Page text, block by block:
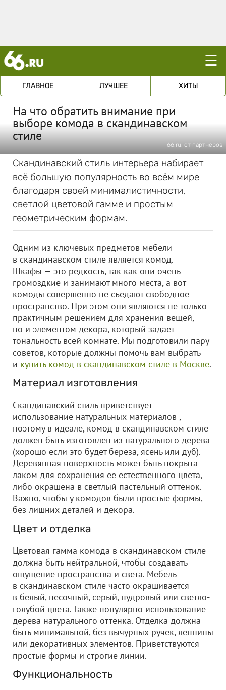
☰
ГЛАВНОЕ ЛУЧШЕЕ ХИТЫ
На что обратить внимание при
выборе комода в скандинавском
стиле
66.ru, от партнеров
Скандинавский стиль интерьера набирает
всё большую популярность во всём мире
благодаря своей минималистичности,
светлой цветовой гамме и простым
геометрическим формам.
Одним из ключевых предметов мебели
в скандинавском стиле является комод.
Шкафы — это редкость, так как они очень
громоздкие и занимают много места, а вот
комоды совершенно не съедают свободное
пространство. При этом они являются не только
практичным решением для хранения вещей,
но и элементом декора, который задает
тональность всей комнате. Мы подготовили пару
советов, которые должны помочь вам выбрать
и купить комод в скандинавском стиле в Москве.
Материал изготовления
Скандинавский стиль приветствует
использование натуральных материалов ,
поэтому в идеале, комод в скандинавском стиле
должен быть изготовлен из натурального дерева
(хорошо если это будет береза, ясень или дуб).
Деревянная поверхность может быть покрыта
лаком для сохранения её естественного цвета,
либо окрашена в светлый пастельный оттенок.
Важно, чтобы у комодов были простые формы,
без лишних деталей и декора.
Цвет и отделка
Цветовая гамма комода в скандинавском стиле
должна быть нейтральной, чтобы создавать
ощущение пространства и света. Мебель
в скандинавском стиле часто окрашивается
в белый, песочный, серый, пудровый или светло-
голубой цвета. Также популярно использование
дерева натурального оттенка. Отделка должна
быть минимальной, без вычурных ручек, лепнины
или декоративных элементов. Приветствуются
простые формы и строгие линии.
Функциональность